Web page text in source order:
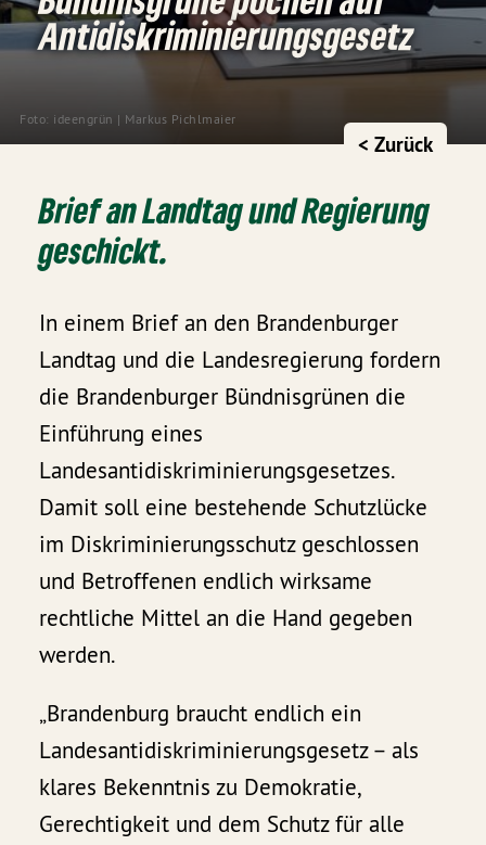
Foto: ideengrün | Markus Pichlmaier
Antidiskriminierungsgesetz
< Zurück
Brief an Landtag und Regierung
geschickt.
In einem Brief an den Brandenburger
Landtag und die Landesregierung fordern
die Brandenburger Bündnisgrünen die
Einführung eines
Landesantidiskriminierungsgesetzes.
Damit soll eine bestehende Schutzlücke
im Diskriminierungsschutz geschlossen
und Betroffenen endlich wirksame
rechtliche Mittel an die Hand gegeben
werden.
„Brandenburg braucht endlich ein
Landesantidiskriminierungsgesetz – als
klares Bekenntnis zu Demokratie,
Gerechtigkeit und dem Schutz für alle